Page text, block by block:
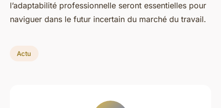
l’adaptabilité professionnelle seront essentielles pour
naviguer dans le futur incertain du marché du travail.
Actu